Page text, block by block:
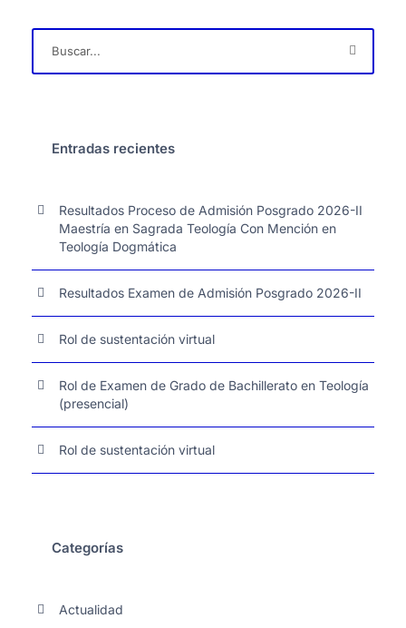
Entradas recientes
Resultados Proceso de Admisión Posgrado 2026-II
Maestría en Sagrada Teología Con Mención en
Teología Dogmática
Resultados Examen de Admisión Posgrado 2026-II
Rol de sustentación virtual
Rol de Examen de Grado de Bachillerato en Teología
(presencial)
Rol de sustentación virtual
Categorías
Actualidad